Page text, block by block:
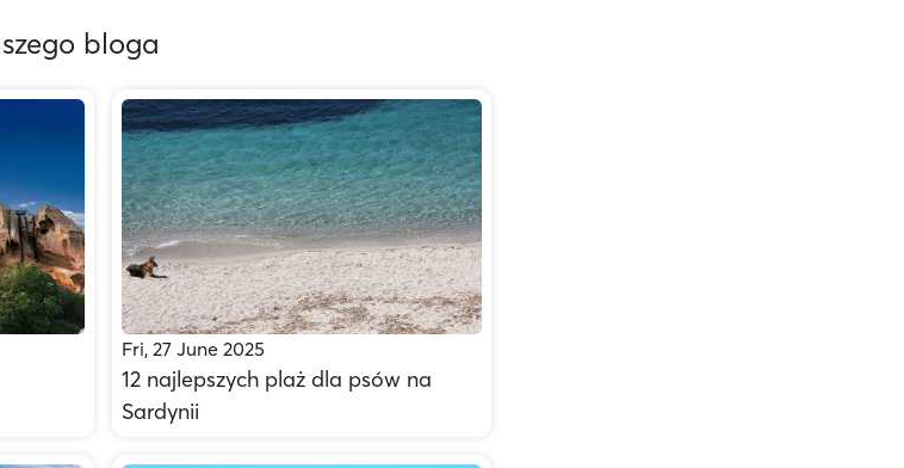
bloga
Fri, 27 June 2025
12 najlepszych plaż dla psów na
Sardynii